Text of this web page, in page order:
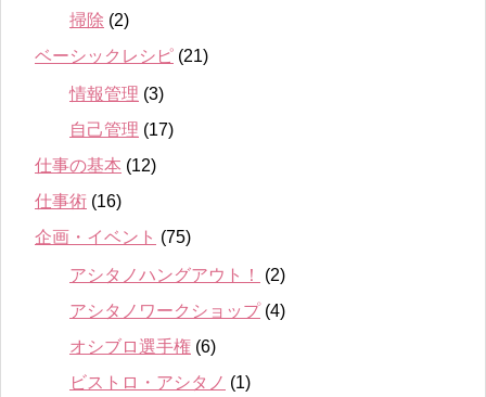
掃除 (2)
ベーシックレシピ (21)
情報管理 (3)
自己管理 (17)
仕事の基本 (12)
仕事術 (16)
企画・イベント (75)
アシタノハングアウト！
(2)
アシタノワークショップ(4)
オシブロ選手権 (6)
ビストロ・アシタノ (1)